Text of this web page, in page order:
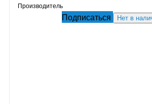
Производитель
Подписаться Нет в